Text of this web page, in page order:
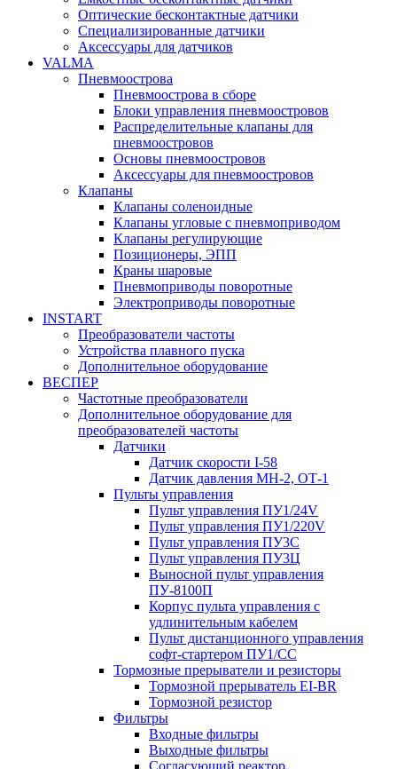
Оптические бесконтактные датчики
Специализированные датчики
Аксессуары для датчиков
VALMA
Пневмоострова
Пневмоострова в сборе
Блоки управления пневмоостровов
Распределительные клапаны для
пневмоостровов
Основы пневмоостровов
Аксессуары для пневмоостровов
Клапаны
Клапаны соленоидные
Клапаны угловые с пневмоприводом
Клапаны регулирующие
Позиционеры, ЭПП
Краны шаровые
Пневмоприводы поворотные
Электроприводы поворотные
INSTART
Преобразователи частоты
Устройства плавного пуска
Дополнительное оборудование
ВЕСПЕР
Частотные преобразователи
Дополнительное оборудование для
преобразователей частоты
Датчики
Датчик скорости I-58
Датчик давления МН-2, ОТ-1
Пульты управления
Пульт управления ПУ1/24V
Пульт управления ПУ1/220V
Пульт управления ПУ3С
Пульт управления ПУ3Ц
Выносной пульт управления
ПУ-8100П
Корпус пульта управления с
удлинительным кабелем
Пульт дистанционного управления
софт-стартером ПУ1/СС
Тормозные прерыватели и резисторы
Тормозной прерыватель EI-BR
Тормозной резистор
Фильтры
Входные фильтры
Выходные фильтры
Согласующий реактор